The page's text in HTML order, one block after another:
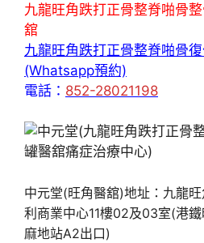
九龍旺角跌打正骨整脊啪骨
舘
九龍旺角跌打正骨整脊啪骨
(Whatsapp預約)
電話： 852-28021198
中元堂(旺角醫舘)地址：九龍
利商業中心11樓02及03室(港
麻地站A2出口)